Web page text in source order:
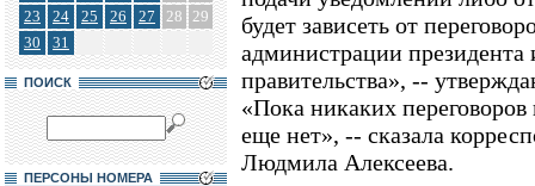
23
24 25 26 27 28 29
30
31
ПОИСК
ПЕРСОНЫ НОМЕРА
будет зависеть от
администрации президента
правительства», --
«Пока никаких
еще нет», -- сказала
Людмила Алексеева.